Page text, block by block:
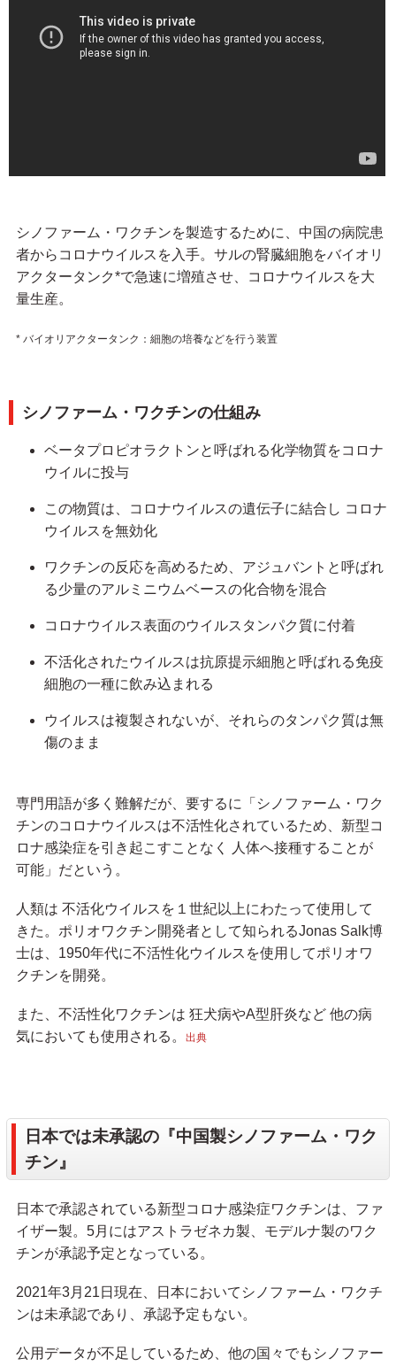
シノファーム・ワクチンを製造するために、中国の病院患
者からコロナウイルスを入手。サルの腎臓細胞をバイオリ
アクタータンク*で急速に増殖させ、コロナウイルスを大
量生産。
* バイオリアクタータンク：細胞の培養などを行う装置
シノファーム・ワクチンの仕組み
ベータプロピオラクトンと呼ばれる化学物質をコロナ
ウイルに投与
この物質は、コロナウイルスの遺伝子に結合し コロナ
ウイルスを無効化
ワクチンの反応を高めるため、アジュバントと呼ばれ
る少量のアルミニウムベースの化合物を混合
コロナウイルス表面のウイルスタンパク質に付​​着
不活化されたウイルスは抗原提示細胞と呼ばれる免疫
細胞の一種に飲み込まれる
ウイルスは複製されないが、それらのタンパク質は無
傷のまま
専門用語が多く難解だが、要するに「シノファーム・ワク
チンのコロナウイルスは不活性化されているため、新型コ
ロナ感染症を引き起こすことなく 人体へ接種することが
可能」だという。
人類は 不活化ウイルスを１世紀以上にわたって使用して
きた。ポリオワクチン開発者として知られるJonas Salk博
士は、1950年代に不活性化ウイルスを使用してポリオワ
クチンを開発。
また、不活性化ワクチンは 狂犬病やA型肝炎など 他の病
気においても使用される。
出典
日本では未承認の『中国製シノファーム・ワク
チン』
日本で承認されている新型コロナ感染症ワクチンは、ファ
イザー製。5月にはアストラゼネカ製、モデルナ製のワク
チンが承認予定となっている。
2021年3月21日現在、日本においてシノファーム・ワクチ
ンは未承認であり、承認予定もない。
公用データが不足しているため、他の国々でもシノファー